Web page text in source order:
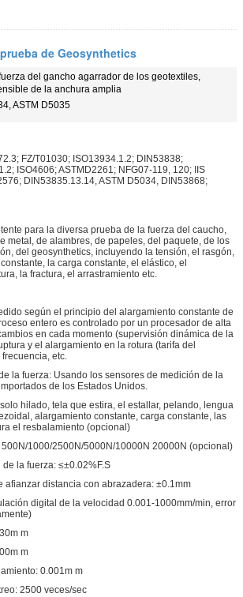
de Geosynthetics
del gancho agarrador de los geotextiles,
de la anchura amplia
ASTM D5035
FZ/T01030; ISO13934.1.2; DIN53838;
ISO4606; ASTMD2261; NFG07-119, 120; IIS
DIN53835.13.14, ASTM D5034, DIN53868;
para la diversa prueba de la fuerza del caucho,
metal, de alambres, de papeles, del paquete, de los
del geosynthetics, incluyendo la tensión, el rasgón,
la carga constante, el elástico, el
la fractura, el arrastramiento etc.
según el principio del alargamiento constante de
entero es controlado por un procesador de alta
en cada momento (supervisión dinámica de la
y el alargamiento en la rotura (tarifa del
etc.
la fuerza: Usando los sensores de medición de la
de los Estados Unidos.
hilado, tela que estira, el estallar, pelando, lengua
alargamiento constante, carga constante, las
el resbalamiento (opcional)
1000/2500N/5000N/10000N 20000N (opcional)
la fuerza: ≤±0.02%F.S
afianzar distancia con abrazadera: ±0.1mm
digital de la velocidad 0.001-1000mm/min, error
m
m
0.001m m
2500 veces/sec